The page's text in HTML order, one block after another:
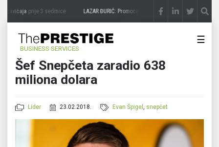
zavičajaprije 3 sedmice LAZAR ĐURIĆ: Promocija potencijal pretvara u destinaciju
BUSINESS SERVICES
☰
Šef Snepčeta zaradio 638
miliona dolara
Lider 23.02.2018. Evan Špigel, snepčet